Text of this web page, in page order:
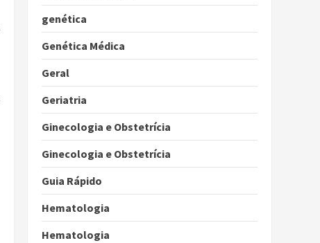
genética
Genética Médica
Geral
Geriatria
Ginecologia e Obstetrícia
Ginecologia e Obstetrícia
Guia Rápido
Hematologia
Hematologia